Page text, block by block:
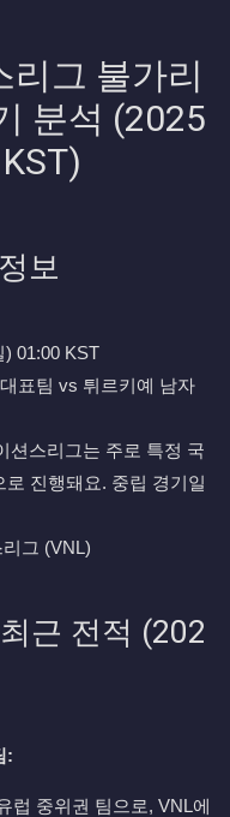
리그 불가리
분석 (2025
보
) 01:00 KST
표팀 vs 튀르키예 남자
션스리그는 주로 특정 국
진행돼요. 중립 경기일
그 (VNL)
근 전적 (202
:
럽 중위권 팀으로, VNL에